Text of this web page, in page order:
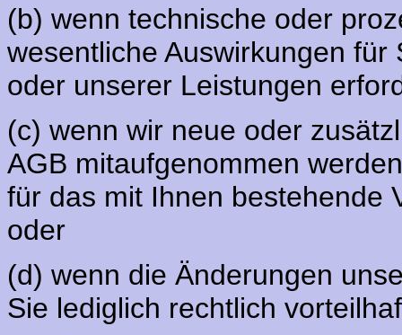
(b) wenn technische oder
wesentliche Auswirkungen
oder unserer Leistungen
(c) wenn wir neue oder
AGB mitaufgenommen
für das mit Ihnen bestehende
oder
(d) wenn die Änderungen
Sie lediglich rechtlich